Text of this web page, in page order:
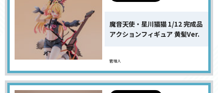
魔音天使・星川猫猫 1/12 完成品
アクションフィギュア 黄髪Ver.
管理人